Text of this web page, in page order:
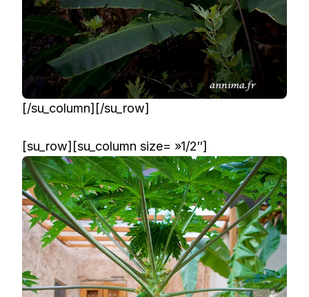
[/su_column][/su_row]
[su_row][su_column size= »1/2″]